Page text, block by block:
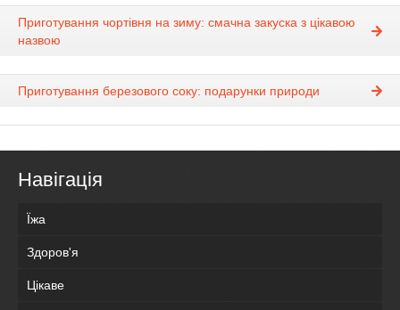
Приготування чортівня на зиму: смачна закуска з цікавою
назвою
Приготування березового соку: подарунки природи
Навігація
Їжа
Здоров'я
Цікаве